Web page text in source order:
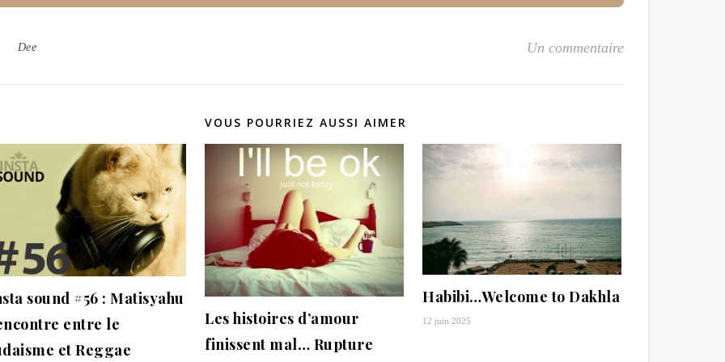
Dee Un commentaire
VOUS POURRIEZ AUSSI AIMER
sound #56 : Matisyahu
entre le
et Reggae
Les histoires d’amour
finissent mal… Rupture
Habibi…Welcome to Dakhla
12 juin 2025